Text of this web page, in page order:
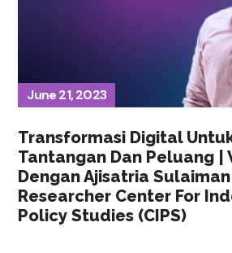
June 21, 2023
Transformasi Digital
Tantangan Dan Peluang |
Dengan Ajisatria
Researcher Center For
Policy Studies (CIPS)